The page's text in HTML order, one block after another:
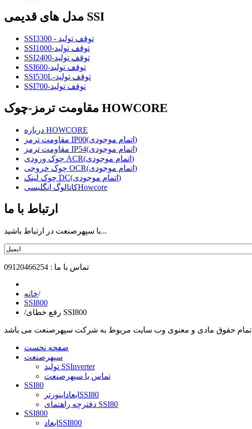
مدل های قدیمی SSI
SSI3300 - توقف تولید
SSI1000-توقف تولید
SSI2400-توقف تولید
SSI600-توقف تولید
SSI530L-توقف تولید
SSI700-توقف تولید
مقاومت ترمز-چوک HOWCORE
درباره HOWCORE
مقاومت ترمز IP00(اتمام موجودی)
مقاومت ترمز IP54(اتمام موجودی)
چوک ورودی ACR(اتمام موجودی)
چوک خروجی OCR(اتمام موجودی)
چوک لینک DC(اتمام موجودی)
کاتالوگ انگلیسیHowcore
ارتباط با ما
با سپهرصنعت در ارتباط باشید...
تماس با ما : 09120466254
خانه/
SSI800
/
رفع خطای SSI800
تمام حقوق مادی و معنوی وب سایت مربوط به شرکت سپهرصنعت می باشد
صفحه نخست
سپهرصنعت
تولید SSInverter
تماس با سپهرصنعت
SSI80
ابعاداینورترSSI80
دفترچه راهنمای SSI80
SSI800
ابعادSSI800